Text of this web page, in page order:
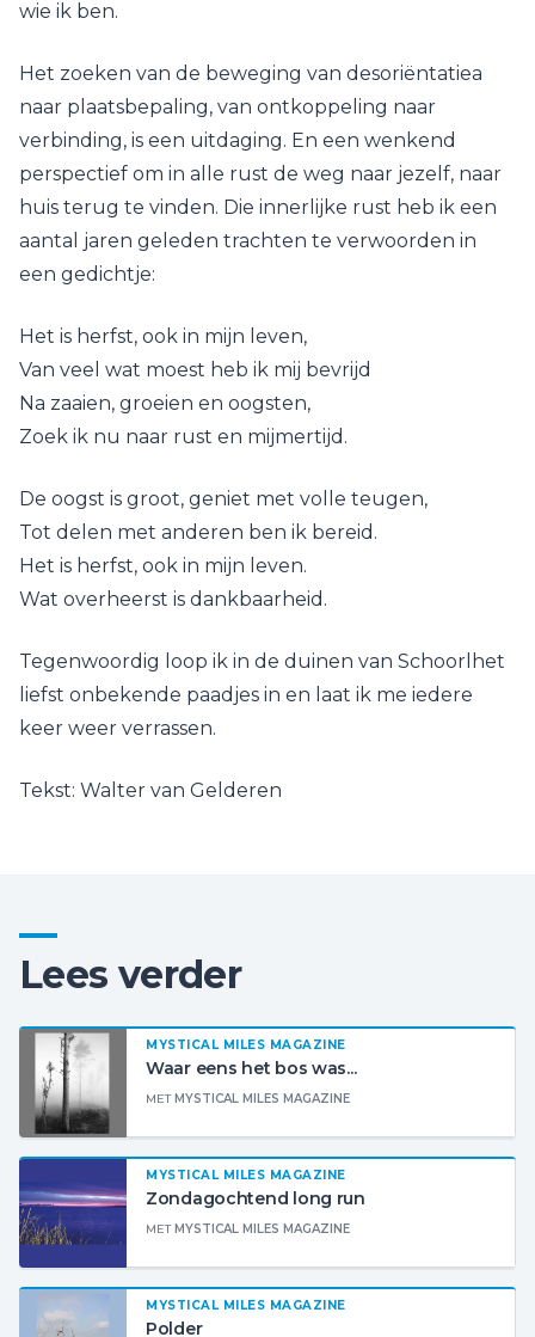
wie ik ben.
Het zoeken van de beweging van desoriëntatiea
naar plaatsbepaling, van ontkoppeling naar
verbinding, is een uitdaging. En een wenkend
perspectief om in alle rust de weg naar jezelf, naar
huis terug te vinden. Die innerlijke rust heb ik een
aantal jaren geleden trachten te verwoorden in
een gedichtje:
Het is herfst, ook in mijn leven,
Van veel wat moest heb ik mij bevrijd
Na zaaien, groeien en oogsten,
Zoek ik nu naar rust en mijmertijd.
De oogst is groot, geniet met volle teugen,
Tot delen met anderen ben ik bereid.
Het is herfst, ook in mijn leven.
Wat overheerst is dankbaarheid.
Tegenwoordig loop ik in de duinen van Schoorlhet
liefst onbekende paadjes in en laat ik me iedere
keer weer verrassen.
Tekst: Walter van Gelderen
Lees verder
MYSTICAL MILES MAGAZINE
Waar eens het bos was...
METMYSTICAL MILES MAGAZINE
MYSTICAL MILES MAGAZINE
Zondagochtend long run
METMYSTICAL MILES MAGAZINE
MYSTICAL MILES MAGAZINE
Polder